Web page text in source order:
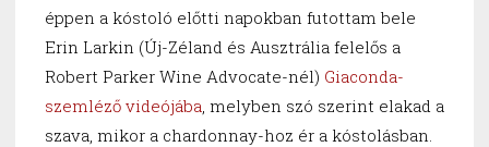
éppen a kóstoló előtti napokban futottam bele
Erin Larkin (Új-Zéland és Ausztrália felelős a
Robert Parker Wine Advocate-nél) Giaconda-
szemléző videójába , melyben szó szerint elakad a
szava, mikor a chardonnay-hoz ér a kóstolásban.